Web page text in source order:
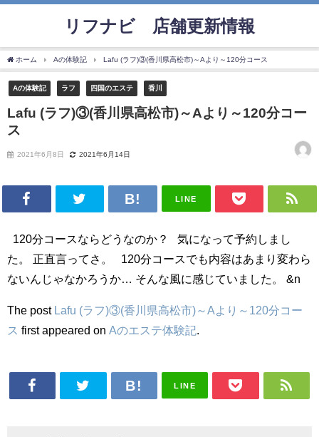
リフナビ®店舗更新情報
ホーム Aの体験記 Lafu (ラフ)③(香川県高松市)～Aより～120分コース
Aの体験記 ラフ 四国のエステ 香川
Lafu (ラフ)③(香川県高松市)～Aより～120分コー
ス
2021年6月8日 2021年6月14日
LINE
120分コースならどうなのか？ 気になって予約しまし
た。 正直言ってさ。 120分コースでも内容はあまり変わら
ないんじゃなかろうか… そんな風に感じていました。 &n
The post
Lafu (ラフ)③(香川県高松市)～Aより～120分コー
ス first appeared on Aのエステ体験記
LINE